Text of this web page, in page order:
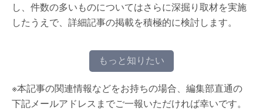
し、件数の多いものについてはさらに深掘り取材を実施
したうえで、詳細記事の掲載を積極的に検討します。
もっと知りたい
※本記事の関連情報などをお持ちの場合、編集部直通の
下記メールアドレスまでご一報いただければ幸いです。